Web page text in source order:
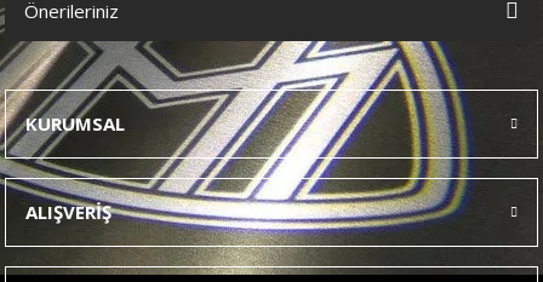
Önerileriniz
Bu ürünün fiyat bilgisi, resim, ürün açıklamalarında ve diğer
konularda yetersiz gördüğünüz noktaları öneri formunu kullanarak
tarafımıza iletebilirsiniz.
Görüş ve önerileriniz için teşekkür ederiz.
Ürün resmi kalitesiz, bozuk veya görüntülenemiyor.
Ürün açıklamasında eksik bilgiler bulunuyor.
Ürün bilgilerinde hatalar bulunuyor.
KURUMSAL
ALIŞVERİŞ